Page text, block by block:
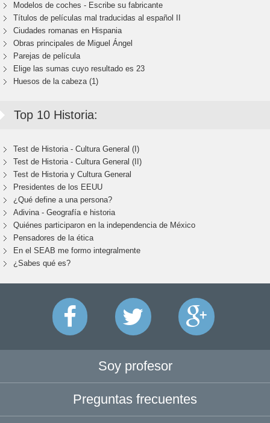
Modelos de coches - Escribe su fabricante
Títulos de películas mal traducidas al español II
Ciudades romanas en Hispania
Obras principales de Miguel Ángel
Parejas de película
Elige las sumas cuyo resultado es 23
Huesos de la cabeza (1)
Top 10 Historia:
Test de Historia - Cultura General (I)
Test de Historia - Cultura General (II)
Test de Historia y Cultura General
Presidentes de los EEUU
¿Qué define a una persona?
Adivina - Geografía e historia
Quiénes participaron en la independencia de México
Pensadores de la ética
En el SEAB me formo integralmente
¿Sabes qué es?
Soy profesor
Preguntas frecuentes